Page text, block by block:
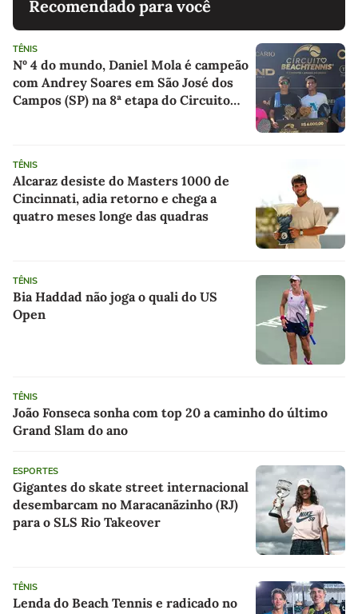
Recomendado para você
TÊNIS
Nº 4 do mundo, Daniel Mola é campeão
com Andrey Soares em São José dos
Campos (SP) na 8ª etapa do Circuito
TÊNIS
Alcaraz desiste do Masters 1000 de
Cincinnati, adia retorno e chega a
quatro meses longe das quadras
TÊNIS
Bia Haddad não joga o quali do US
Open
TÊNIS
João Fonseca sonha com top 20 a caminho do último
Grand Slam do ano
ESPORTES
Gigantes do skate street internacional
desembarcam no Maracanãzinho (RJ)
para o SLS Rio Takeover
TÊNIS
Lenda do Beach Tennis e radicado no